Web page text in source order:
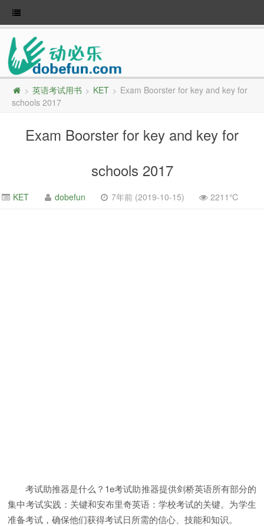
> 英语考试用书 > KET > Exam Boorster for key and key for
schools 2017
Exam Boorster for key and key for
schools 2017
KET dobefun 7年前 (2019-10-15) 2211℃
考试助推器是什么？1e考试助推器提供剑桥英语所有部分的
集中考试实践：关键和安布里奇英语：学校考试的关键。为学生
准备考试，确保他们获得考试日所需的信心、技能和知识。